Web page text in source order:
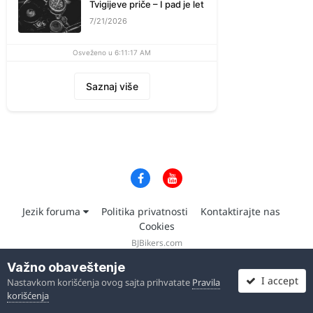
Tvigijeve priče – I pad je let
7/21/2026
Osveženo u 6:11:17 AM
Saznaj više
Jezik foruma Politika privatnosti
Kontaktirajte nas
Cookies
BJBikers.com
Važno obaveštenje
Nastavkom korišćenja ovog sajta prihvatate Pravila
korišćenja
I accept